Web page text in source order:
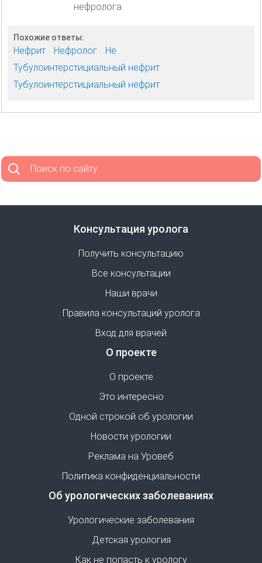
нефролога.
Похожие ответы:
Нефрит Нефролог
Не
Тубулоинтерстициальный нефрит
Тубулоинтерстициальный нефрит
Поиск по сайту
Консультация уролога
Получить консультацию
Все консультации
Наши врачи
Правила консультаций уролога
Вход для врачей
О проекте
О проекте
Это интересно
Одной строкой об урологии
Новости урологии
Реклама на Уровеб
Политика конфиденциальности
Об урологических заболеваниях
Урологические заболевания
Детская урология
Как не попасть к урологу